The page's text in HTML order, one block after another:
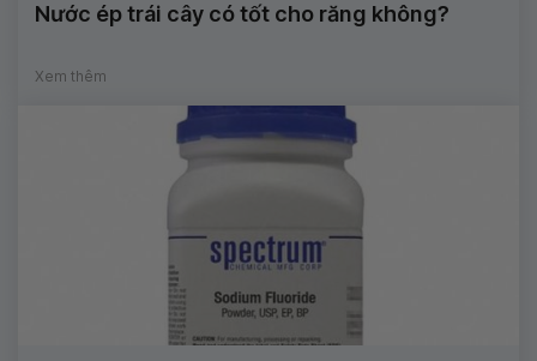
Nước ép trái cây có tốt cho răng không?
Xem thêm